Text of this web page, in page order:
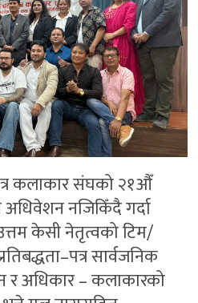
कलाकार संघको २१औँ
नजिकिँदै गर्दा
केसी नेतृत्वको टिम/
सार्वजनिक
र अधिकार – कलाकारको